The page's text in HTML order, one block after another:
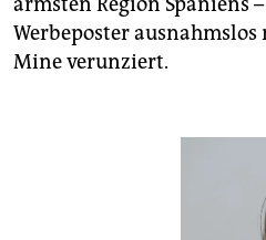
Werbeposter
Mine verunziert.